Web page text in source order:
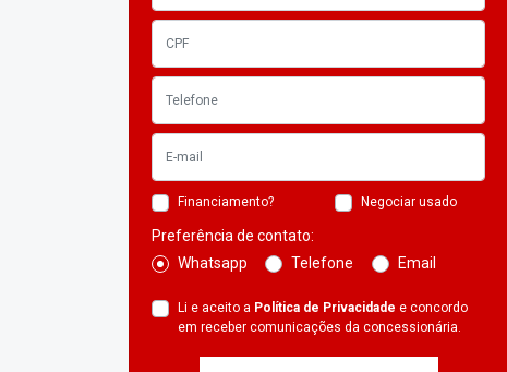
Financiamento? Negociar usado
Preferência de contato:
Whatsapp
Telefone Email
Li e aceito a Política de Privacidade e concordo
em receber comunicações da concessionária.